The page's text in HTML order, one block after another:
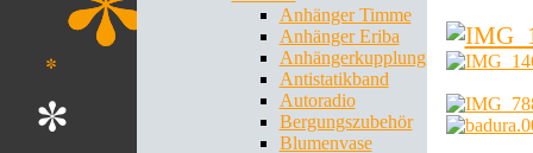
Anhänger Timme
Anhänger Eriba
Anhängerkupplung
Antistatikband
Autoradio
Bergungszubehör
Blumenvase